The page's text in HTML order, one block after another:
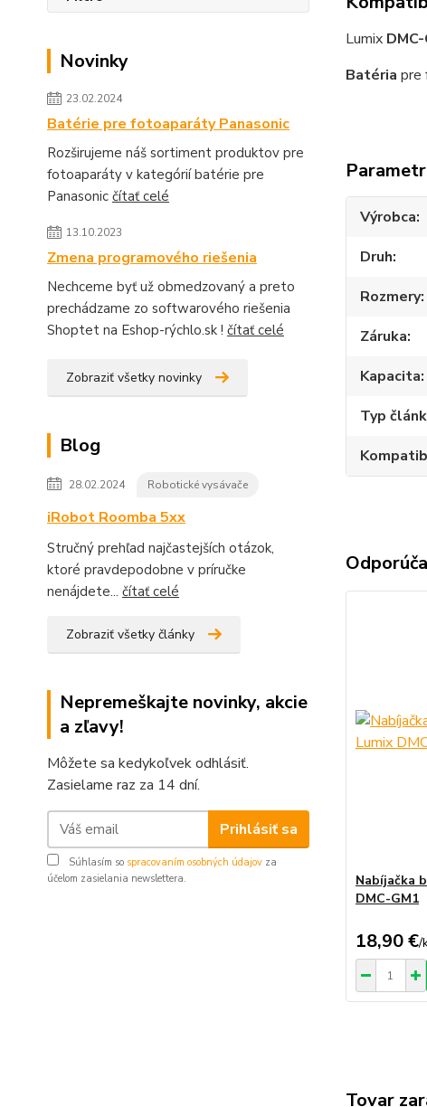
Novinky
23.02.2024
Batérie pre fotoaparáty Panasonic
Rozširujeme náš sortiment produktov pre
fotoaparáty v kategórií batérie pre
Panasonic čítať celé
13.10.2023
Zmena programového riešenia
Nechceme byť už obmedzovaný a preto
prechádzame zo softwarového riešenia
Shoptet na Eshop-rýchlo.sk ! čítať celé
Zobraziť všetky novinky
Blog
28.02.2024 Robotické vysávače
iRobot Roomba 5xx
Stručný prehľad najčastejších otázok,
ktoré pravdepodobne v príručke
nenájdete... čítať celé
Zobraziť všetky články
Nepremeškajte novinky, akcie
a zľavy!
Môžete sa kedykoľvek odhlásiť.
Zasielame raz za 14 dní.
Prihlásiť sa
Súhlasím so spracovaním osobných údajov za
účelom zasielania newslettera.
LumixDMC-
Batéria pre
Výrobca
Druh
Rozmery
Záruka
Kapacita
Typ
Nabíjačka
DMC-GM1
18,90 €/
Tovar